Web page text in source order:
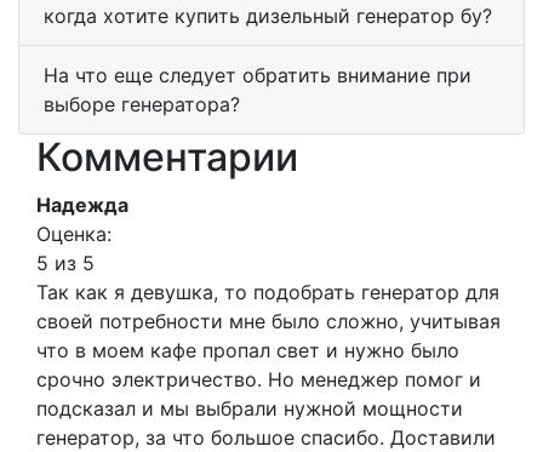
когда хотите купить дизельный генератор бу?
На что еще следует обратить внимание при
выборе генератора?
Комментарии
Надежда
Оценка:
5 из 5
Так как я девушка, то подобрать генератор для
своей потребности мне было сложно, учитывая
что в моем кафе пропал свет и нужно было
срочно электричество. Но менеджер помог и
подсказал и мы выбрали нужной мощности
генератор, за что большое спасибо. Доставили